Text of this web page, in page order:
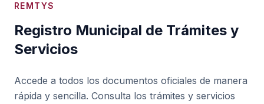
REMTYS
Registro Municipal de Trámites y
Servicios
Accede a todos los documentos oficiales de manera
rápida y sencilla. Consulta los trámites y servicios